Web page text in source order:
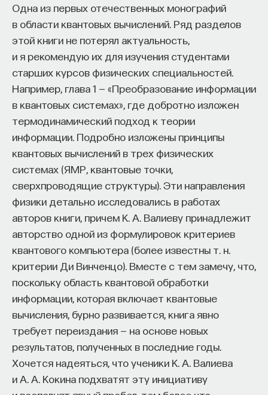
Одна из первых отечественных монографий
в области квантовых вычислений. Ряд разделов
этой книги не потерял актуальность,
и я рекомендую их для изучения студентами
старших курсов физических специальностей.
Например, глава 1 — «Преобразование информации
в квантовых системах», где добротно изложен
термодинамический подход к теории
информации. Подробно изложены принципы
квантовых вычислений в трех физических
системах (ЯМР, квантовые точки,
сверхпроводящие структуры). Эти направления
физики детально исследовались в работах
авторов книги, причем К. А. Валиеву принадлежит
авторство одной из формулировок критериев
квантового компьютера (более известны т. н.
критерии Ди Винченцо). Вместе с тем замечу, что,
поскольку область квантовой обработки
информации, которая включает квантовые
вычисления, бурно развивается, книга явно
требует переиздания — на основе новых
результатов, полученных в последние годы.
Хочется надеяться, что ученики К. А. Валиева
и А. А. Кокина подхватят эту инициативу
алгебраической иммунностью функции. Если
функция имеет низкую алгебраическую
иммунность, то она считается нестойкой
к алгебраическим атакам.
Сразу доказали, что алгебраическая иммунность
не превосходит верхнего целого n/2, где n —
количество переменных. Верхнее целое — это
ближайшее целое число по оценке сверху.
Например, целая часть 2,5 — это 2, а верхнее
целое — это 3. То есть если функция примерно
от 256 переменных, то до степени 128 понизить
всегда можно. Но возникает вопрос: можно ли
понизить еще больше? Любопытно, что, когда
только придумали алгебраическую иммунность,
верхнюю оценку n/2 доказали сразу.
А существует ли функция с алгебраической
иммунностью ровно верхнее целое n/2 —
несколько лет было открытой проблемой. И она
решилась. Сначала индийцы построили функции,
которые достигают этой оценки, но они были
неожиданно оказалось, что этим свойством
обладает функция голосования.